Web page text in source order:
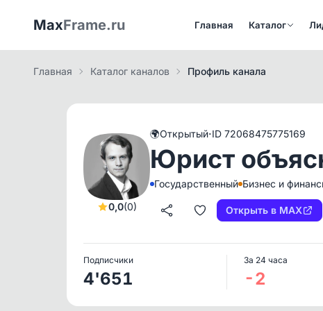
MaxFrame.ru Главная Каталог
Главная Каталог каналов Профиль канала
0,0(0)
🌍Открытый·ID 72068475775169
Юрист
Государственный Бизнес и
Открыть в MAX
Подписчики
4'651
За 24 часа
-2